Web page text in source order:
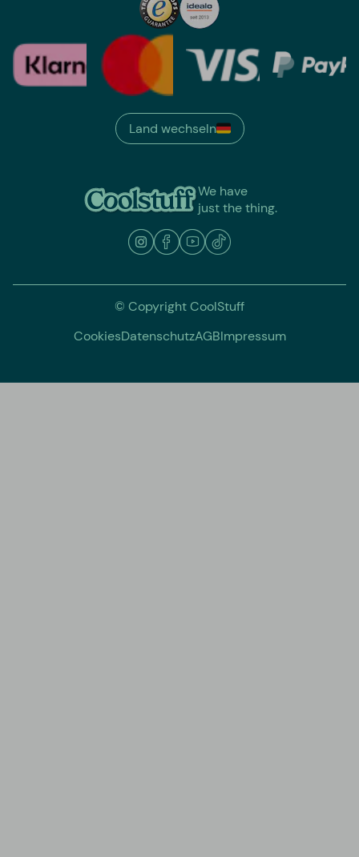
We have
just the thing.
Land wechseln
© Copyright CoolStuff
CookiesDatenschutzAGBImpressum